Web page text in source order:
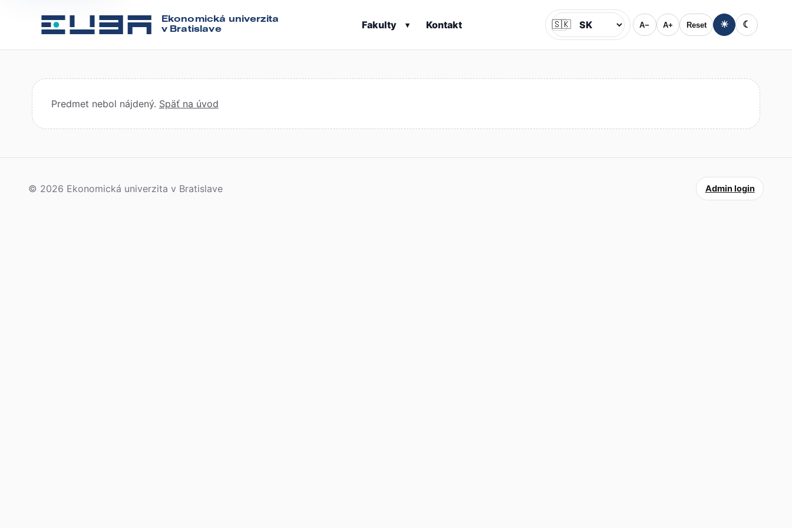
Ekonomická univerzita
v Bratislave
Fakulty ▾ Kontakt Jazyk
🇸🇰 A− A+ Reset ☀ ☾
Predmet nebol nájdený. Späť na úvod
© 2026 Ekonomická univerzita v Bratislave Admin login